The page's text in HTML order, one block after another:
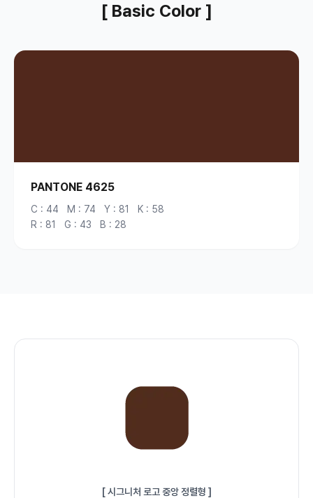
[ Basic Color ]
PANTONE 4625
C : 44 M : 74 Y : 81 K : 58
R : 81 G : 43 B : 28
[ 시그니처 로고 중앙 정렬형 ]